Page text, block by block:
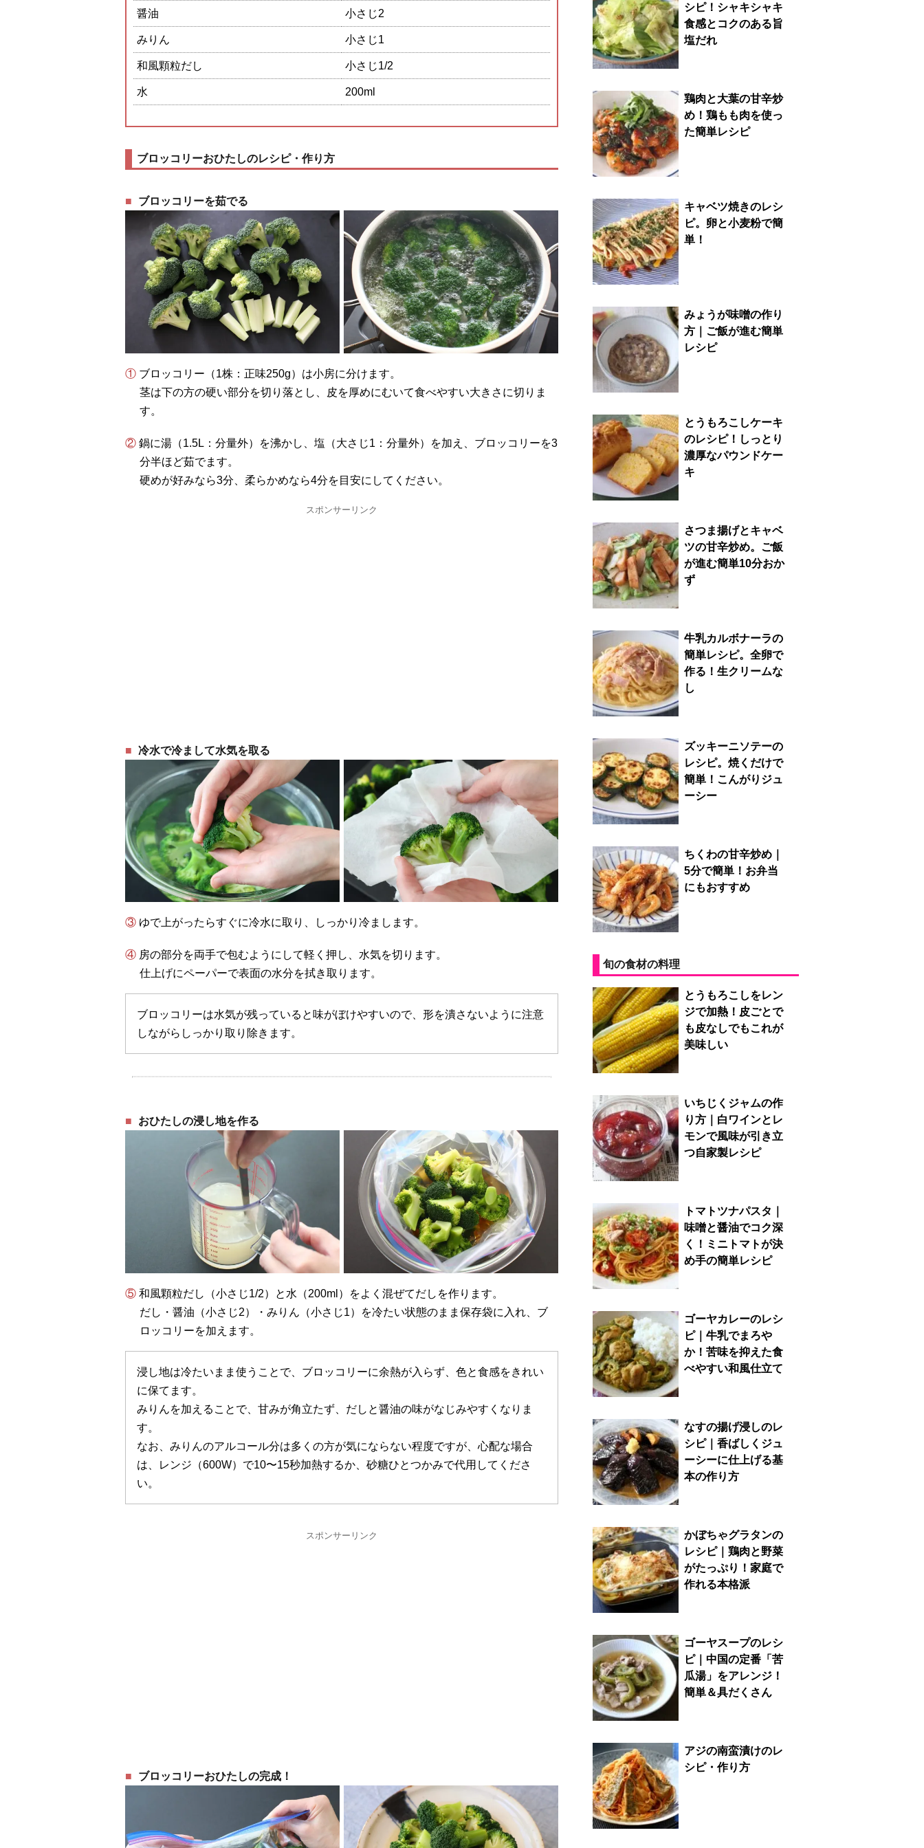
醤油 小さじ2
みりん 小さじ1
和風顆粒だし 小さじ1/2
水 200ml
ブロッコリーおひたしのレシピ・作り方
ブロッコリーを茹でる
① ブロッコリー（1株：正味250g）は小房に分けます。
茎は下の方の硬い部分を切り落とし、皮を厚めにむいて食べやすい大きさに切りま
す。
② 鍋に湯（1.5L：分量外）を沸かし、塩（大さじ1：分量外）を加え、ブロッコリーを3
分半ほど茹でます。
硬めが好みなら3分、柔らかめなら4分を目安にしてください。
スポンサーリンク
冷水で冷まして水気を取る
③ ゆで上がったらすぐに冷水に取り、しっかり冷まします。
④ 房の部分を両手で包むようにして軽く押し、水気を切ります。
仕上げにペーパーで表面の水分を拭き取ります。
ブロッコリーは水気が残っていると味がぼけやすいので、形を潰さないように注意
しながらしっかり取り除きます。
おひたしの浸し地を作る
⑤ 和風顆粒だし（小さじ1/2）と水（200ml）をよく混ぜてだしを作ります。
だし・醤油（小さじ2）・みりん（小さじ1）を冷たい状態のまま保存袋に入れ、ブ
ロッコリーを加えます。
浸し地は冷たいまま使うことで、ブロッコリーに余熱が入らず、色と食感をきれい
に保てます。
みりんを加えることで、甘みが角立たず、だしと醤油の味がなじみやすくなりま
す。
なお、みりんのアルコール分は多くの方が気にならない程度ですが、心配な場合
は、レンジ（600W）で10〜15秒加熱するか、砂糖ひとつかみで代用してくださ
い。
スポンサーリンク
ブロッコリーおひたしの完成！
シピ！シャキシャキ
食感とコクのある旨
塩だれ
鶏肉と大葉の甘辛炒
め！鶏もも肉を使っ
た簡単レシピ
キャベツ焼きのレシ
ピ。卵と小麦粉で簡
単！
みょうが味噌の作り
方｜ご飯が進む簡単
レシピ
とうもろこしケーキ
のレシピ！しっとり
濃厚なパウンドケー
キ
さつま揚げとキャベ
ツの甘辛炒め。ご飯
が進む簡単10分おか
ず
牛乳カルボナーラの
簡単レシピ。全卵で
作る！生クリームな
し
ズッキーニソテーの
レシピ。焼くだけで
簡単！こんがりジュ
ーシー
ちくわの甘辛炒め｜
5分で簡単！お弁当
にもおすすめ
旬の食材の料理
とうもろこしをレン
ジで加熱！皮ごとで
も皮なしでもこれが
美味しい
いちじくジャムの作
り方｜白ワインとレ
モンで風味が引き立
つ自家製レシピ
トマトツナパスタ｜
味噌と醤油でコク深
く！ミニトマトが決
め手の簡単レシピ
ゴーヤカレーのレシ
ピ｜牛乳でまろや
か！苦味を抑えた食
べやすい和風仕立て
なすの揚げ浸しのレ
シピ｜香ばしくジュ
ーシーに仕上げる基
本の作り方
かぼちゃグラタンの
レシピ｜鶏肉と野菜
がたっぷり！家庭で
作れる本格派
ゴーヤスープのレシ
ピ｜中国の定番「苦
瓜湯」をアレンジ！
簡単＆具だくさん
アジの南蛮漬けのレ
シピ・作り方